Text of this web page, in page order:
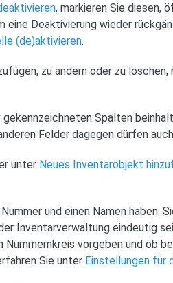
, markieren Sie diesen,
eine Deaktivierung wieder
(de)aktivieren.
zu ändern oder zu
gekennzeichneten Spalten
Felder dagegen dürfen
unter Neues Inventarobjekt
und einen Namen haben.
Inventarverwaltung eindeutig
Nummernkreis vorgeben und ob
Sie unter Einstellungen für